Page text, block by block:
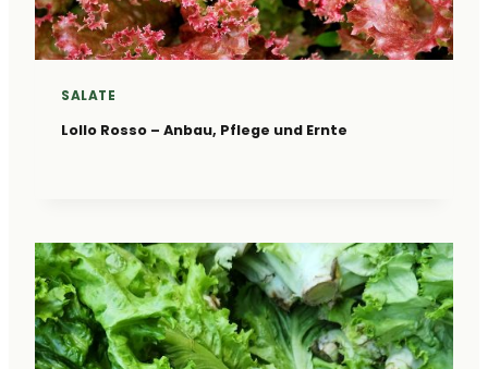
SALATE
Lollo Rosso – Anbau, Pflege und Ernte